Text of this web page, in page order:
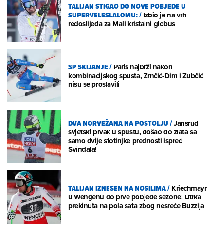
TALIJAN STIGAO DO NOVE POBJEDE U
SUPERVELESLALOMU:/Izbio je na vrh
redoslijeda za Mali kristalni globus
SP SKIJANJE/Paris najbrži nakon
kombinacijskog spusta, Zrnčić-Dim i Zubčić
nisu se proslavili
DVA NORVEŽANA NA POSTOLJU/Jansrud
svjetski prvak u spustu, došao do zlata sa
samo dvije stotinjke prednosti ispred
Svindala!
TALIJAN IZNESEN NA NOSILIMA/Kriechmayr
u Wengenu do prve pobjede sezone: Utrka
prekinuta na pola sata zbog nesreće Buzzija